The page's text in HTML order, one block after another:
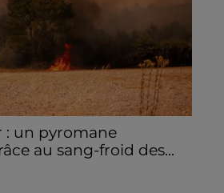
hausse...
: un pyromane
au sang-froid des...